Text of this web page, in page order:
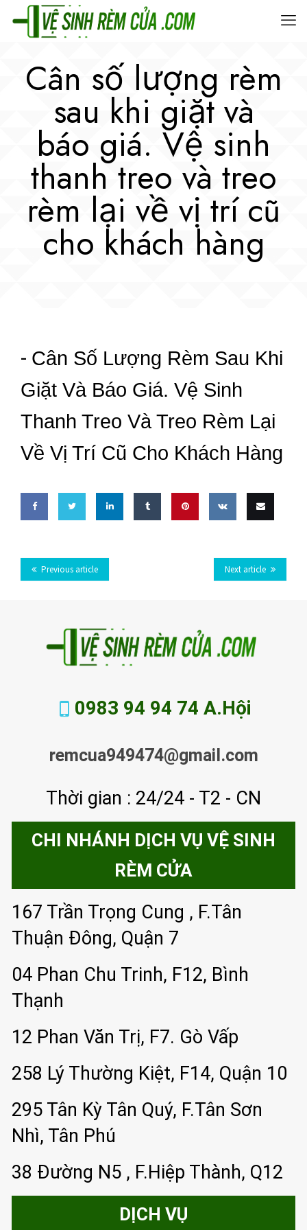
Cân số lượng rèm
sau khi giặt và
báo giá. Vệ sinh
thanh treo và treo
rèm lại về vị trí cũ
cho khách hàng
- Cân Số Lượng Rèm Sau Khi
Giặt Và Báo Giá. Vệ Sinh
Thanh Treo Và Treo Rèm Lại
Về Vị Trí Cũ Cho Khách Hàng
on on on on VK this
Next article
Previous article
0983 94 94 74 A.Hội
remcua949474@gmail.com
Thời gian : 24/24 - T2 - CN
CHI NHÁNH DỊCH VỤ VỆ SINH
RÈM CỬA
167 Trần Trọng Cung , F.Tân
Thuận Đông, Quận 7
04 Phan Chu Trinh, F12, Bình
Thạnh
12 Phan Văn Trị, F7. Gò Vấp
258 Lý Thường Kiệt, F14, Quận 10
295 Tân Kỳ Tân Quý, F.Tân Sơn
Nhì, Tân Phú
38 Đường N5 , F.Hiệp Thành, Q12
DỊCH VỤ